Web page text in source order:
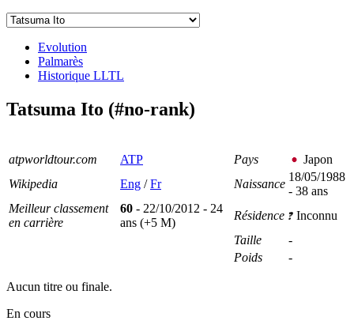
Evolution
Palmarès
Historique LLTL
Tatsuma Ito (#no-rank)
atpworldtour.com ATP Pays
Japon
Wikipedia
Eng /Fr Naissance
18/05/1988
- 38 ans
Meilleur classement
en carrière
60 - 22/10/2012 - 24
ans (+5 M)
Résidence
Inconnu
Taille
-
Poids
-
Aucun titre ou finale.
En cours